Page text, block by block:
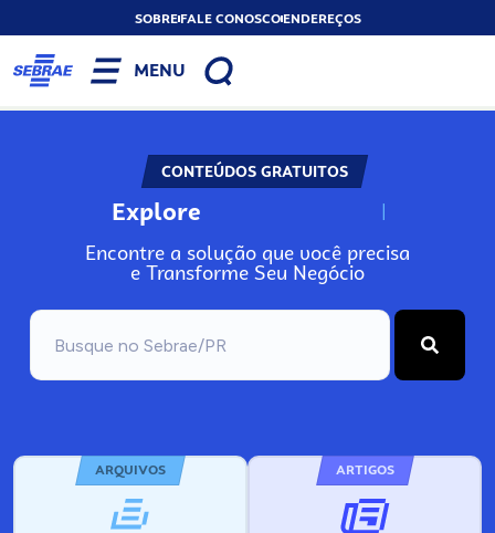
SOBREFALE CONOSCOENDEREÇOS
MENU
CONTEÚDOS GRATUITOS
Explore N
Encontre a solução que você precisa
e Transforme Seu Negócio
ARQUIVOS ARTIGOS